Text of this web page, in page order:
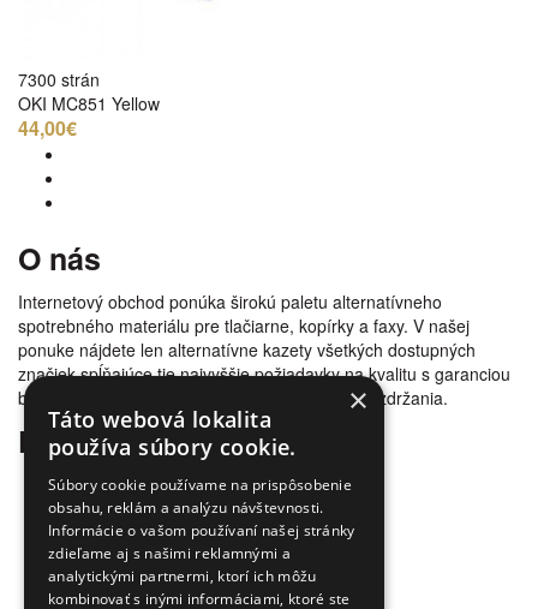
7300 strán
OKI MC851 Yellow
44,00€
O nás
Internetový obchod ponúka širokú paletu alternatívneho
spotrebného materiálu pre tlačiarne, kopírky a faxy. V našej
ponuke nájdete len alternatívne kazety všetkých dostupných
značiek spĺňajúce tie najvyššie požiadavky na kvalitu s garanciou
bezproblémovosti tlače. Tovar doručujeme bez zdržania.
Prečo nakúpiť u nás
Úspora nákladov
Overená kvalita
Doprava zadarmo
Tovar skladom
Ekologická likvidácia tonerov
Množstvo spôsobov platby a dopravy
×
Táto webová lokalita
používa súbory cookie.
Súbory cookie používame na prispôsobenie
obsahu, reklám a analýzu návštevnosti.
Informácie o vašom používaní našej stránky
zdieľame aj s našimi reklamnými a
analytickými partnermi, ktorí ich môžu
kombinovať s inými informáciami, ktoré ste